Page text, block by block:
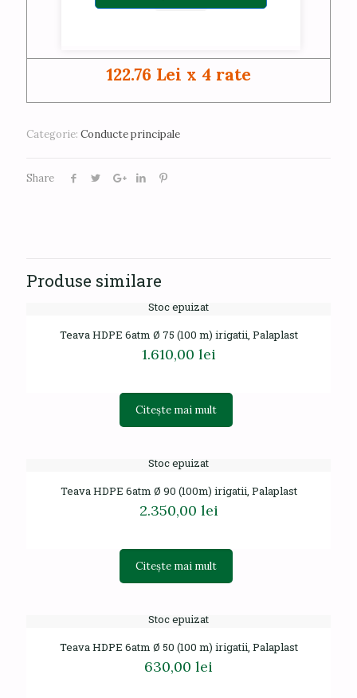
122.76 Lei x 4 rate
Categorie: Conducte principale
Share
Produse similare
Stoc epuizat
Teava HDPE 6atm Ø 75 (100 m) irigatii, Palaplast
1.610,00 lei
Citește mai mult
Stoc epuizat
Teava HDPE 6atm Ø 90 (100m) irigatii, Palaplast
2.350,00 lei
Citește mai mult
Stoc epuizat
Teava HDPE 6atm Ø 50 (100 m) irigatii, Palaplast
630,00 lei